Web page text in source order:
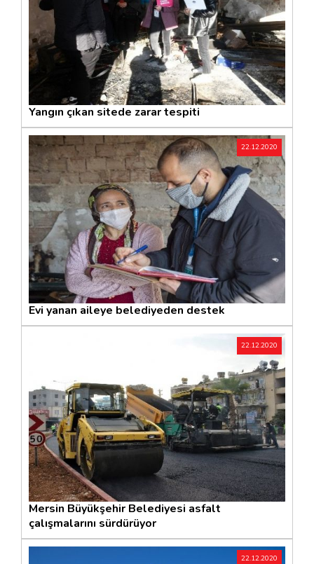
Yangın çıkan sitede zarar tespiti
22.12.2020
Evi yanan aileye belediyeden destek
22.12.2020
Mersin Büyükşehir Belediyesi asfalt
çalışmalarını sürdürüyor
22.12.2020